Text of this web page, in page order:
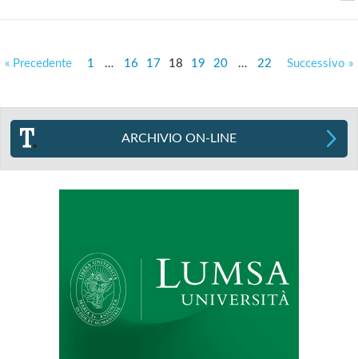
« Precedente 1 … 16 17 18 19 20 … 22 Successivo »
ARCHIVIO ON-LINE